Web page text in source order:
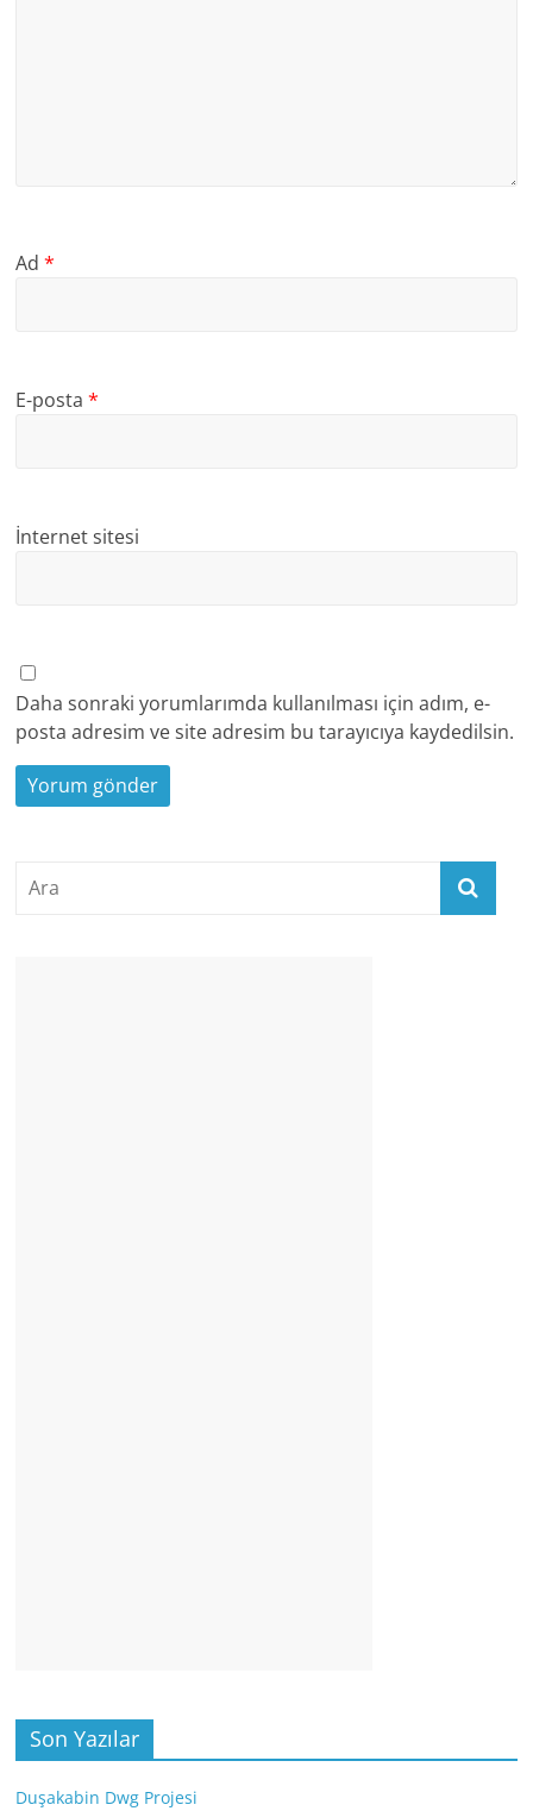
Ad*
E-posta*
İnternet sitesi
Daha sonraki yorumlarımda kullanılması için adım, e-
posta adresim ve site adresim bu tarayıcıya kaydedilsin.
Son Yazılar
Duşakabin Dwg Projesi